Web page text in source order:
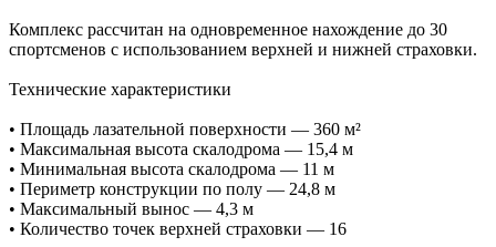
Комплекс рассчитан на одновременное нахождение до 30
спортсменов с использованием верхней и нижней страховки.
Технические характеристики
• Площадь лазательной поверхности — 360 м²
• Максимальная высота скалодрома — 15,4 м
• Минимальная высота скалодрома — 11 м
• Периметр конструкции по полу — 24,8 м
• Максимальный вынос — 4,3 м
• Количество точек верхней страховки — 16